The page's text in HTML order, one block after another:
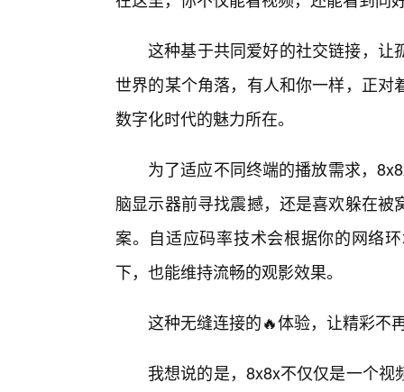
这种基于共同爱好的社交链接，让
世界的某个角落，有人和你一样，正
数字化时代的魅力所在。
为了适应不同终端的播放需求，
脑显示器前寻找震撼，还是喜欢躲在
案。自适应码率技术会根据你的网络
下，也能维持流畅的观影效果。
这种无缝连接的🔥体验，让精彩不
我想说的是，8x8x不仅仅是一个